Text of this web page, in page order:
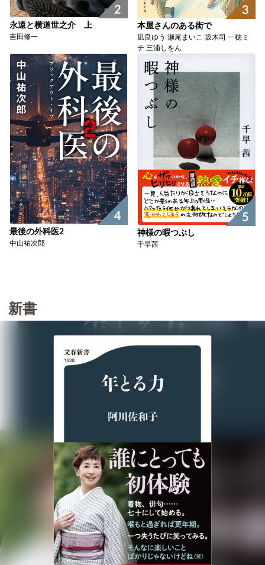
2
永遠と横道世之介 上
吉田修一
3
本屋さんのある街で
凪良ゆう 瀬尾まいこ 坂木司 一穂ミ
チ 三浦しをん
4
最後の外科医2
中山祐次郎
5
神様の暇つぶし
千早茜
新書